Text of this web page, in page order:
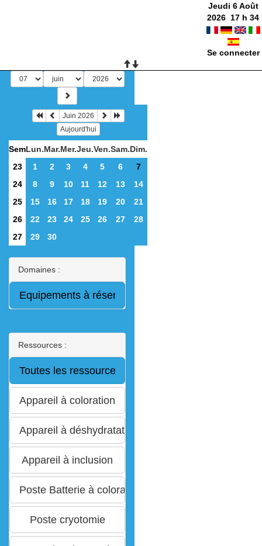
Jeudi 6 Août
2026 17 h34
Se connecter
Juin 2026
Aujourd'hui
SemLun.Mar.Mer.Jeu.Ven.Sam.Dim.
23
1 2 3 4 5 6
7
24
8 9 10 11 12 13
14
25
15 16 17 18 19 20
21
26
22 23 24 25 26 27
28
27
29 30
Domaines :
Ressources :